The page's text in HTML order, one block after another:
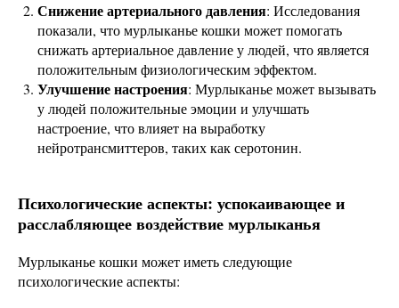
Снижение артериального давления: Исследования
показали, что мурлыканье кошки может помогать
снижать артериальное давление у людей, что является
положительным физиологическим эффектом.
Улучшение настроения: Мурлыканье может вызывать
у людей положительные эмоции и улучшать
настроение, что влияет на выработку
нейротрансмиттеров, таких как серотонин.
Психологические аспекты: успокаивающее и
расслабляющее воздействие мурлыканья
Мурлыканье кошки может иметь следующие
психологические аспекты: